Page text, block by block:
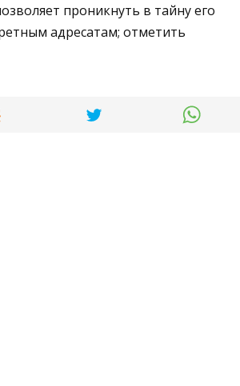
проникнуть в тайну его
адресатам; отметить